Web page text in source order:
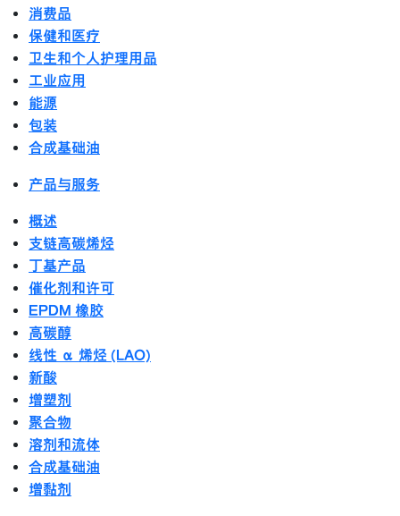
消费品
保健和医疗
卫生和个人护理用品
工业应用
能源
包装
合成基础油
产品与服务
概述
支链高碳烯烃
丁基产品
催化剂和许可
EPDM 橡胶
高碳醇
线性 α 烯烃 (LAO)
新酸
增塑剂
聚合物
溶剂和流体
合成基础油
增黏剂